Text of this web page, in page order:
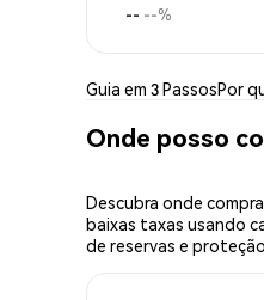
-- --%
Guia em 3 PassosPor
Onde posso
Descubra onde
baixas taxas usando
de reservas e